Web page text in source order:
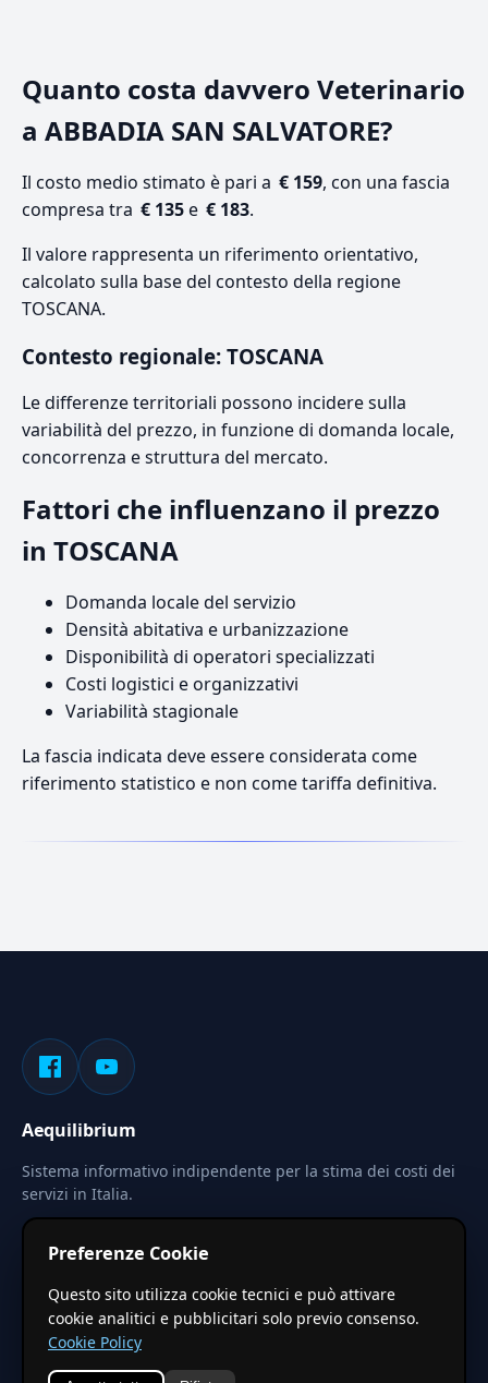
Quanto costa davvero Veterinario
a ABBADIA SAN SALVATORE?
Il costo medio stimato è pari a € 159, con una fascia
compresa tra € 135e € 183.
Il valore rappresenta un riferimento orientativo,
calcolato sulla base del contesto della regione
TOSCANA.
Contesto regionale: TOSCANA
Le differenze territoriali possono incidere sulla
variabilità del prezzo, in funzione di domanda locale,
concorrenza e struttura del mercato.
Fattori che influenzano il prezzo
in TOSCANA
Domanda locale del servizio
Densità abitativa e urbanizzazione
Disponibilità di operatori specializzati
Costi logistici e organizzativi
Variabilità stagionale
La fascia indicata deve essere considerata come
riferimento statistico e non come tariffa definitiva.
Aequilibrium
Sistema informativo indipendente per la stima dei costi dei
servizi in Italia.
Le stime pubblicate sono calcolate tramite coefficienti
territoriali regionali applicati a valori base nazionali. Non
costituiscono preventivo ufficiale.
Preferenze Cookie
Questo sito utilizza cookie tecnici e può attivare
cookie analitici e pubblicitari solo previo consenso.
Cookie Policy